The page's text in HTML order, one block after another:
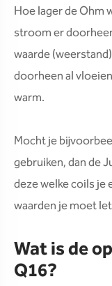
Hoe lager de Ohm
stroom er
waarde
doorheen al
warm.
Mocht je
gebruiken, dan de
deze welke coils je
waarden je moet
Wat is de
Q16?